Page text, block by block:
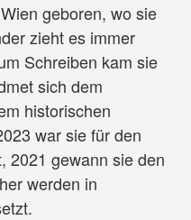
geboren, wo sie
zieht es immer
Schreiben kam sie
sich dem
historischen
war sie für den
2021 gewann sie den
werden in